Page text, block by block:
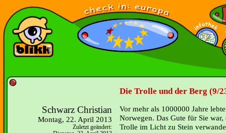
Die Trolle und der Berg (9/
Schwarz Christian
Montag, 22. April 2013
Zuletzt geändert:
Vor mehr als 1000000 Jahre
Norwegen. Das Gute für Sie
Trolle im Licht zu Stein